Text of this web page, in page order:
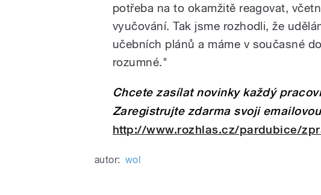
pause
potřeba na to okamžitě reagovat,
vyučování. Tak jsme rozhodli, že
učebních plánů a máme v současné
rozumné."
Chcete zasílat novinky každý
Zaregistrujte zdarma svoji
http://www.rozhlas.cz/pardubice/
autor: wol